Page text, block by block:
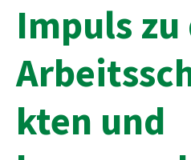
Impuls zu
kten und